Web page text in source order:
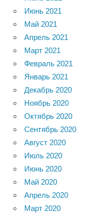
Июнь 2021
Май 2021
Апрель 2021
Март 2021
Февраль 2021
Январь 2021
Декабрь 2020
Ноябрь 2020
Октябрь 2020
Сентябрь 2020
Август 2020
Июль 2020
Июнь 2020
Май 2020
Апрель 2020
Март 2020